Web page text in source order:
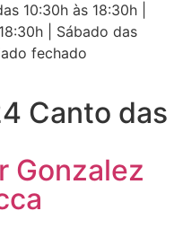
10:30h às 18:30h |
| Sábado das
fechado
Canto das
Gonzalez